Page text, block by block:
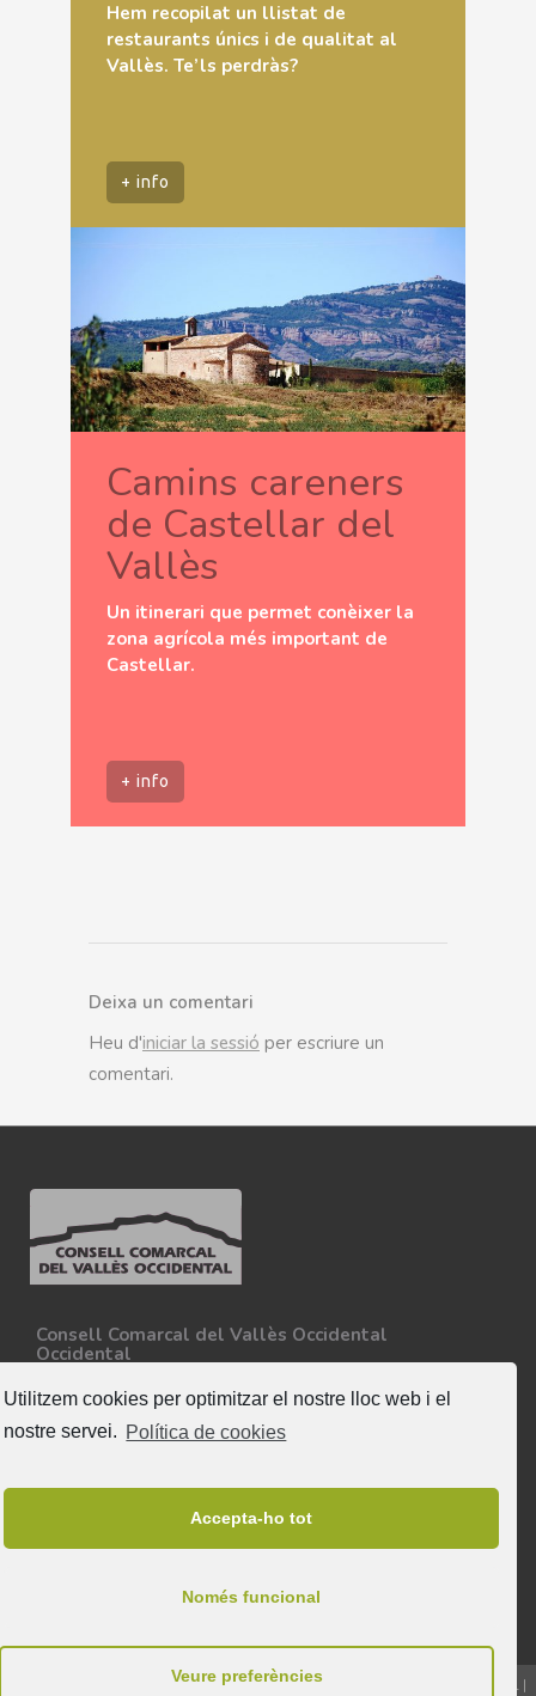
Utilitzem cookies per optimitzar el nostre lloc web i el
nostre servei. Política de cookies
Accepta-ho tot
Només funcional
Veure preferències
Hem recopilat un llistat de
restaurants únics i de qualitat al
Vallès. Te’ls perdràs?
+ info
Camins careners
de Castellar del
Vallès
Un itinerari que permet conèixer la
zona agrícola més important de
Castellar.
+ info
Deixa un comentari
Heu d'iniciar la sessió per escriure un
comentari.
Consell Comarcal del Vallès Occidental
Occidental
08227 - Terrassa
Tel. 93 727 35 34
© 2026 & Tots els drets reservats a Consell Comarcal del Vallès Occidental |